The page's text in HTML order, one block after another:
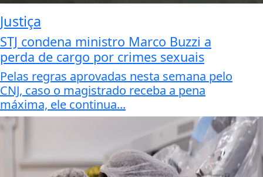
Justiça
STJ condena ministro Marco Buzzi a
perda de cargo por crimes sexuais
Pelas regras aprovadas nesta semana pelo
CNJ, caso o magistrado receba a pena
máxima, ele continua...